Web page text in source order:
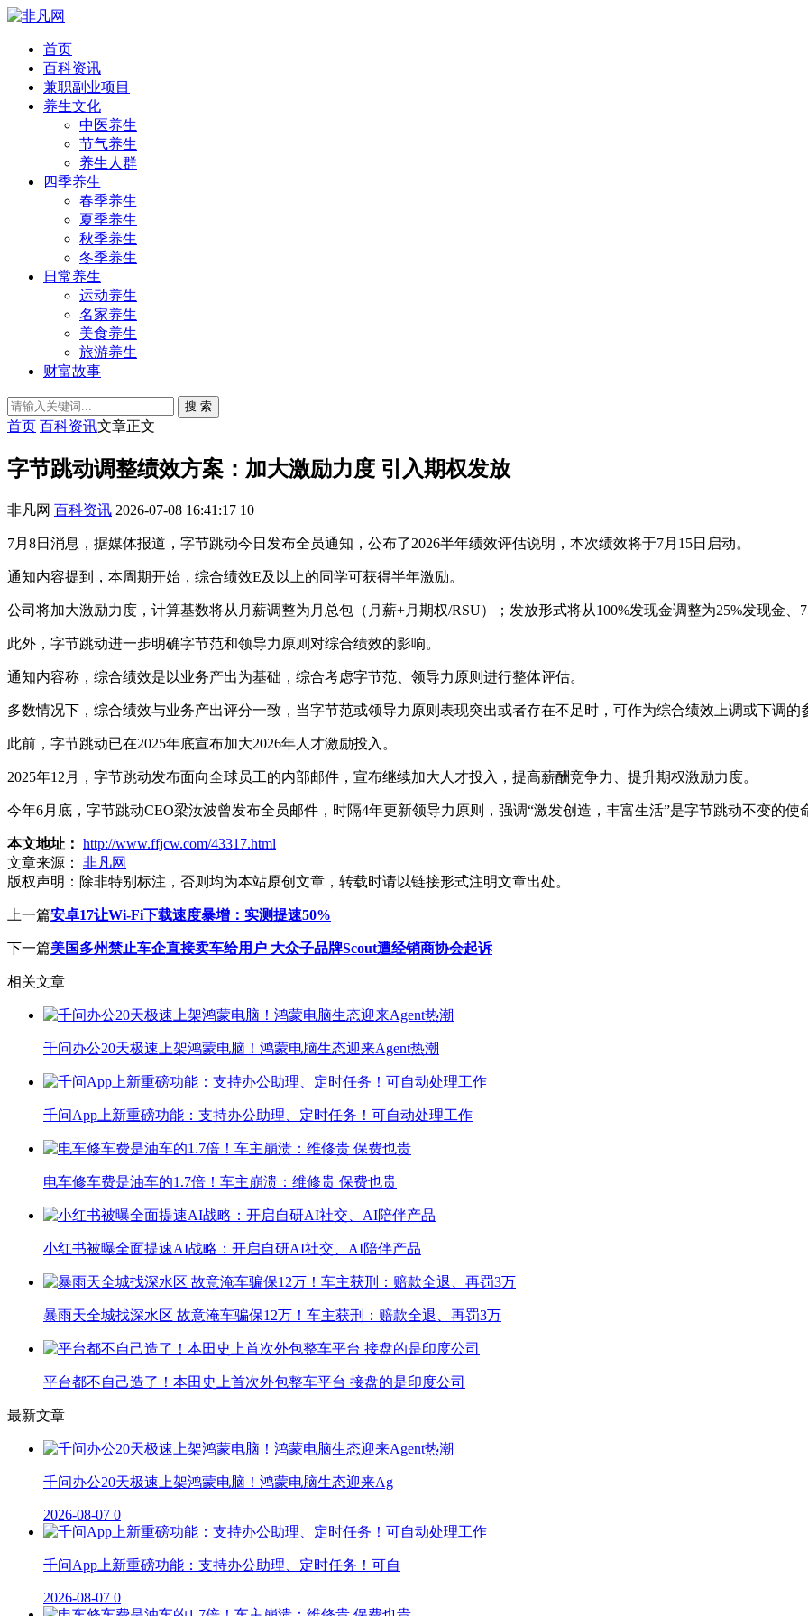
首页
百科资讯
兼职副业项目
养生文化
中医养生
节气养生
养生人群
四季养生
春季养生
夏季养生
秋季养生
冬季养生
日常养生
运动养生
名家养生
美食养生
旅游养生
财富故事
搜 索
首页 百科资讯文章正文
字节跳动调整绩效方案：加大激励力度 引入期权发放
非凡网 百科资讯 2026-07-08 16:41:17 10
7月8日消息，据媒体报道，字节跳动今日发布全员通知，公布了2026半年绩效评估说明，本次绩效将于7月15日启动。
通知内容提到，本周期开始，综合绩效E及以上的同学可获得半年激励。
公司将加大激励力度，计算基数将从月薪调整为月总包（月薪+月期权/RSU）；发放形式将从100%发现金调整为25%发现金
此外，字节跳动进一步明确字节范和领导力原则对综合绩效的影响。
通知内容称，综合绩效是以业务产出为基础，综合考虑字节范、领导力原则进行整体评估。
多数情况下，综合绩效与业务产出评分一致，当字节范或领导力原则表现突出或者存在不足时，可作为综合绩效上调或下调的
此前，字节跳动已在2025年底宣布加大2026年人才激励投入。
2025年12月，字节跳动发布面向全球员工的内部邮件，宣布继续加大人才投入，提高薪酬竞争力、提升期权激励力度。
今年6月底，字节跳动CEO梁汝波曾发布全员邮件，时隔4年更新领导力原则，强调“激发创造，丰富生活”是字节跳动不变的使
本文地址： http://www.ffjcw.com/43317.html
文章来源：
非凡网
版权声明： 除非特别标注，否则均为本站原创文章，转载时请以链接形式注明文章出处。
上一篇安卓17让Wi-Fi下载速度暴增：实测提速50%
下一篇美国多州禁止车企直接卖车给用户 大众子品牌Scout遭经销商协会起诉
相关文章
千问办公20天极速上架鸿蒙电脑！鸿蒙电脑生态迎来Agent热潮
千问App上新重磅功能：支持办公助理、定时任务！可自动处理工作
电车修车费是油车的1.7倍！车主崩溃：维修贵 保费也贵
小红书被曝全面提速AI战略：开启自研AI社交、AI陪伴产品
暴雨天全城找深水区 故意淹车骗保12万！车主获刑：赔款全退、再罚3万
平台都不自己造了！本田史上首次外包整车平台 接盘的是印度公司
最新文章
千问办公20天极速上架鸿蒙电脑！鸿蒙电脑生态迎来Ag
2026-08-07 0
千问App上新重磅功能：支持办公助理、定时任务！可自
2026-08-07 0